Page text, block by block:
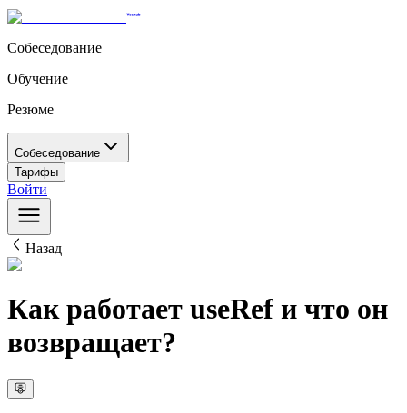
Собеседование
Обучение
Резюме
Собеседование
Тарифы
Войти
Назад
Как работает useRef и что он
возвращает?